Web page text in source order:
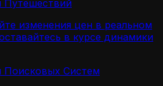
Путешествий
изменения цен в реальном
в курсе динамики
Поисковых Систем